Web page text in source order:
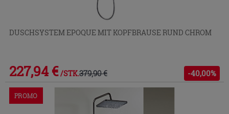
DUSCHSYSTEM EPOQUE MIT KOPFBRAUSE RUND CHROM
227,94 € /STK.379,90 € -40,00%
PROMO